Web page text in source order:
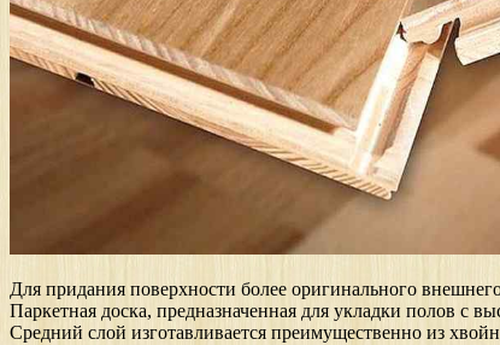
Для придания поверхности более оригинального
Паркетная доска, предназначенная для укладки полов с
Средний слой изготавливается преимущественно из